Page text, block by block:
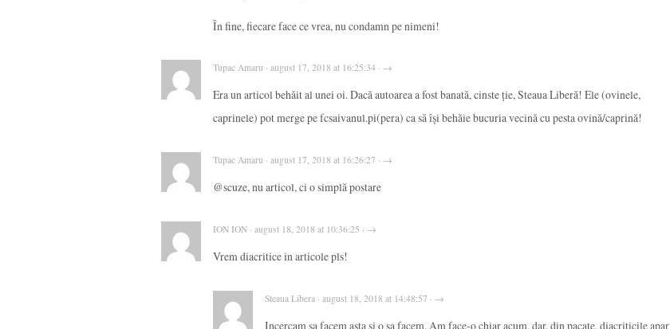
În fine, fiecare face ce vrea, nu condamn pe nimeni!
Tupac Amaru · august 17, 2018 at 16:25:34 · →
Era un articol behăit al unei oi. Dacă autoarea a fost banată, cinste ție, Steaua Liberă! Ele (ovinele,
caprinele) pot merge pe fcsaivanul.pi(pera) ca să își behăie bucuria vecină cu pesta ovină/caprină!
Tupac Amaru · august 17, 2018 at 16:26:27 · →
@scuze, nu articol, ci o simplă postare
ION ION · august 18, 2018 at 10:36:25 · →
Vrem diacritice in articole pls!
Steaua Libera · august 18, 2018 at 14:48:57 · →
Incercam sa facem asta si o sa facem. Am face-o chiar acum, dar, din pacate, diacriticile apar